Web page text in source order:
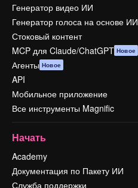
Генератор видео ИИ
Генератор голоса на основе ИИ
Стоковый контент
MCP для Claude/ChatGPT Новое
Агенты Новое
API
Мобильное приложение
Все инструменты Magnific
Начать
Academy
Документация по Пакету ИИ
Служба поддержки